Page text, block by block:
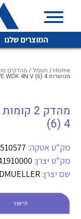
המוצרים שלנו
אטקה בע”מ היא
מיתוג, בקרה ,
חשמל מיתוג
קופסאות
לכל מוצרי היצרן
לכל מוצרי היצרן
Home
/ חשמל / מהדקים
מגושרות WE WDK 4N V (6) 4
(6) 4
מק"ט אטקה:
מק"ט יצרן:
שם יצרן:
תיאור